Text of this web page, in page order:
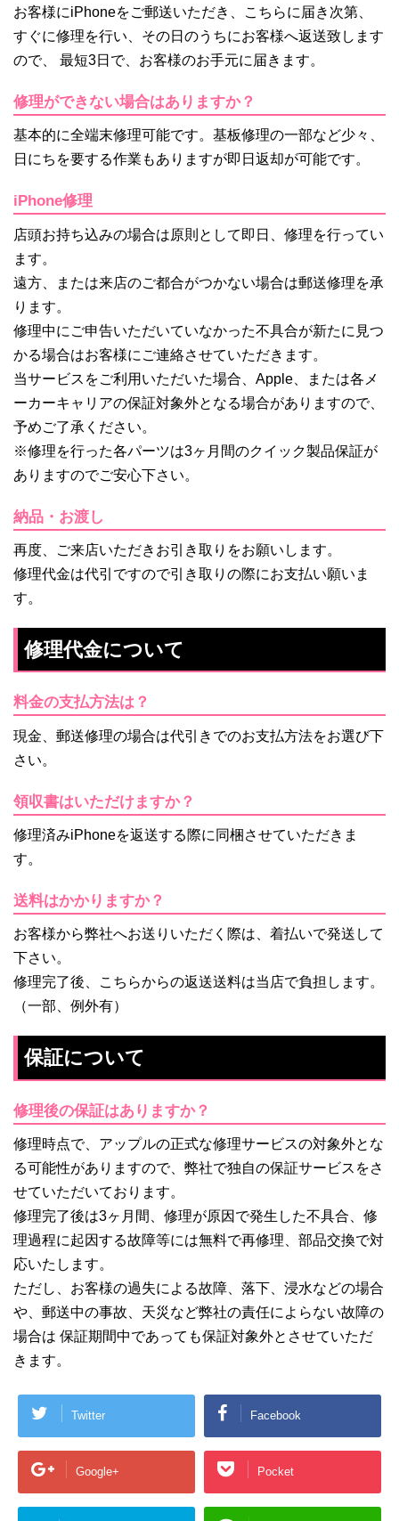
お客様にiPhoneをご郵送いただき、こちらに届き次第、
すぐに修理を行い、その日のうちにお客様へ返送致します
ので、 最短3日で、お客様のお手元に届きます。
修理ができない場合はありますか？
基本的に全端末修理可能です。基板修理の一部など少々、
日にちを要する作業もありますが即日返却が可能です。
iPhone修理
店頭お持ち込みの場合は原則として即日、修理を行ってい
ます。
遠方、または来店のご都合がつかない場合は郵送修理を承
ります。
修理中にご申告いただいていなかった不具合が新たに見つ
かる場合はお客様にご連絡させていただきます。
当サービスをご利用いただいた場合、Apple、または各メ
ーカーキャリアの保証対象外となる場合がありますので、
予めご了承ください。
※修理を行った各パーツは3ヶ月間のクイック製品保証が
ありますのでご安心下さい。
納品・お渡し
再度、ご来店いただきお引き取りをお願いします。
修理代金は代引ですので引き取りの際にお支払い願いま
す。
修理代金について
料金の支払方法は？
現金、郵送修理の場合は代引きでのお支払方法をお選び下
さい。
領収書はいただけますか？
修理済みiPhoneを返送する際に同梱させていただきま
す。
送料はかかりますか？
お客様から弊社へお送りいただく際は、着払いで発送して
下さい。
修理完了後、こちらからの返送送料は当店で負担します。
（一部、例外有）
保証について
修理後の保証はありますか？
修理時点で、アップルの正式な修理サービスの対象外とな
る可能性がありますので、弊社で独自の保証サービスをさ
せていただいております。
修理完了後は3ヶ月間、修理が原因で発生した不具合、修
理過程に起因する故障等には無料で再修理、部品交換で対
応いたします。
ただし、お客様の過失による故障、落下、浸水などの場合
や、郵送中の事故、天災など弊社の責任によらない故障の
場合は 保証期間中であっても保証対象外とさせていただ
きます。
Twitter Facebook
Google+ Pocket